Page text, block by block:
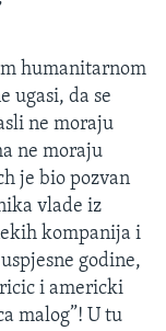
humanitarnom
ugasi, da se
ne moraju
ne moraju
je bio pozvan
vlade iz
kompanija i
godine,
i americki
malog”! U tu